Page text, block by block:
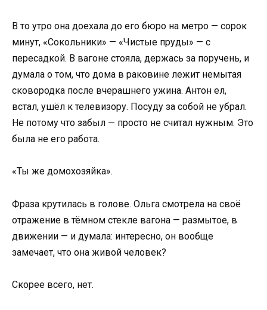
В то утро она доехала до его бюро на метро — сорок
минут, «Сокольники» — «Чистые пруды» — с
пересадкой. В вагоне стояла, держась за поручень, и
думала о том, что дома в раковине лежит немытая
сковородка после вчерашнего ужина. Антон ел,
встал, ушёл к телевизору. Посуду за собой не убрал.
Не потому что забыл — просто не считал нужным. Это
была не его работа.
«Ты же домохозяйка».
Фраза крутилась в голове. Ольга смотрела на своё
отражение в тёмном стекле вагона — размытое, в
движении — и думала: интересно, он вообще
замечает, что она живой человек?
Скорее всего, нет.